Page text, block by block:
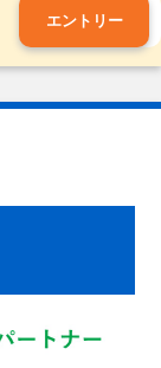
エントリー